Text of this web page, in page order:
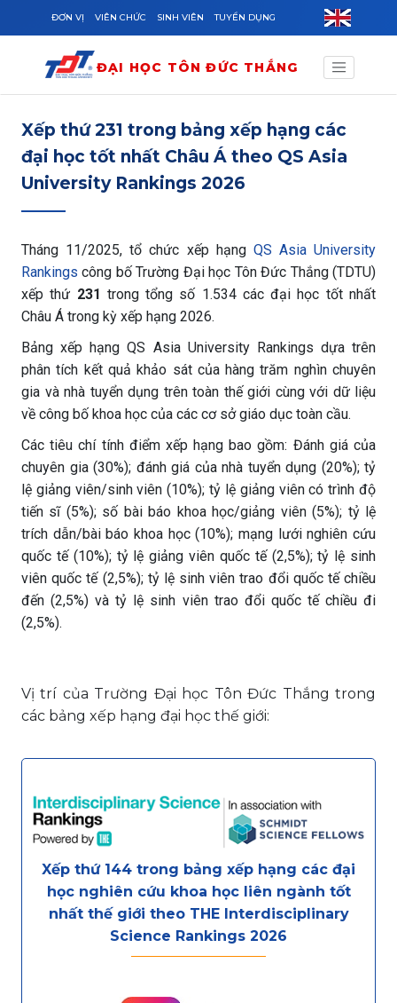
Skip to main content
ĐƠN VỊ VIÊN CHỨC SINH VIÊN TUYỂN DỤNG
ĐẠI HỌC TÔN ĐỨC THẮNG
Xếp thứ 231 trong bảng xếp hạng các
đại học tốt nhất Châu Á theo QS Asia
University Rankings 2026
Tháng 11/2025, tổ chức xếp hạng QS Asia University
Rankings công bố Trường Đại học Tôn Đức Thắng (TDTU)
xếp thứ 231 trong tổng số 1.534 các đại học tốt nhất
Châu Á trong kỳ xếp hạng 2026.
Bảng xếp hạng QS Asia University Rankings dựa trên
phân tích kết quả khảo sát của hàng trăm nghìn chuyên
gia và nhà tuyển dụng trên toàn thế giới cùng với dữ liệu
về công bố khoa học của các cơ sở giáo dục toàn cầu.
Các tiêu chí tính điểm xếp hạng bao gồm: Đánh giá của
chuyên gia (30%); đánh giá của nhà tuyển dụng (20%); tỷ
lệ giảng viên/sinh viên (10%); tỷ lệ giảng viên có trình độ
tiến sĩ (5%); số bài báo khoa học/giảng viên (5%); tỷ lệ
trích dẫn/bài báo khoa học (10%); mạng lưới nghiên cứu
quốc tế (10%); tỷ lệ giảng viên quốc tế (2,5%); tỷ lệ sinh
viên quốc tế (2,5%); tỷ lệ sinh viên trao đổi quốc tế chiều
đến (2,5%) và tỷ lệ sinh viên trao đổi quốc tế chiều đi
(2,5%).
Vị trí của Trường Đại học Tôn Đức Thắng trong
các bảng xếp hạng đại học thế giới:
Xếp thứ 144 trong bảng xếp hạng các đại
học nghiên cứu khoa học liên ngành tốt
nhất thế giới theo THE Interdisciplinary
Science Rankings 2026